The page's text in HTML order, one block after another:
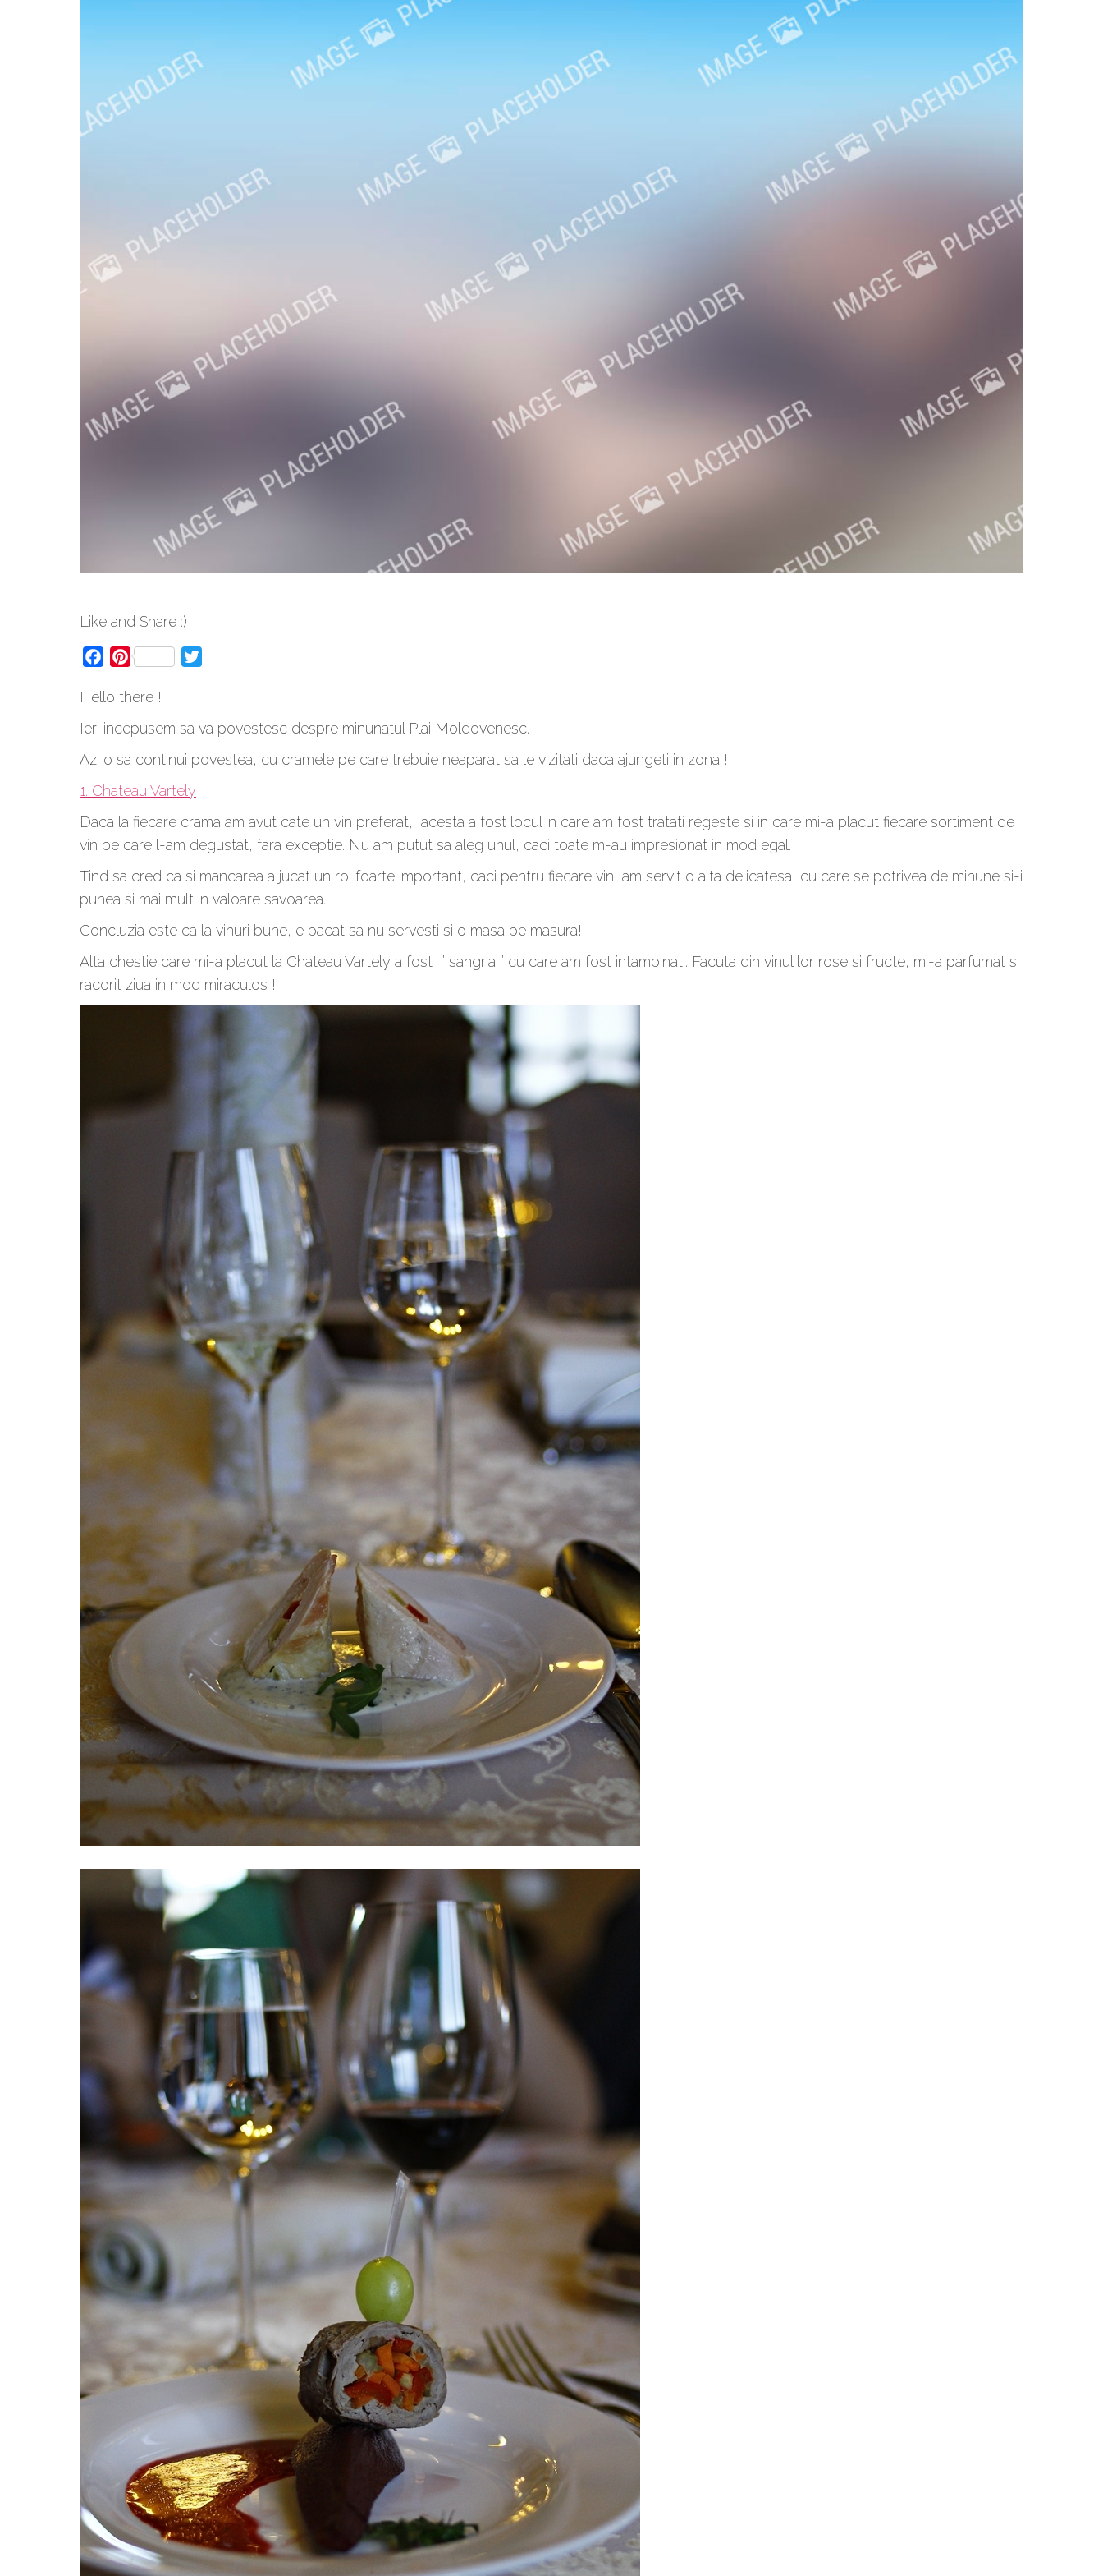
Like and Share :)
FacebookPinterest
Hello there !
Ieri incepusem sa va povestesc despre minunatul Plai Moldovenesc.
Azi o sa continui povestea, cu cramele pe care trebuie neaparat sa le vizitati daca ajungeti in zona !
1. Chateau Vartely
Daca la fiecare crama am avut cate un vin preferat, acesta a fost locul in care am fost tratati regeste si in care mi-a placut fiecare sortiment de
vin pe care l-am degustat, fara exceptie. Nu am putut sa aleg unul, caci toate m-au impresionat in mod egal.
Tind sa cred ca si mancarea a jucat un rol foarte important, caci pentru fiecare vin, am servit o alta delicatesa, cu care se potrivea de minune si-i
punea si mai mult in valoare savoarea.
Concluzia este ca la vinuri bune, e pacat sa nu servesti si o masa pe masura!
Alta chestie care mi-a placut la Chateau Vartely a fost ” sangria ” cu care am fost intampinati. Facuta din vinul lor rose si fructe, mi-a parfumat si
racorit ziua in mod miraculos !